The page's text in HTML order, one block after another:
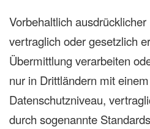
Vorbehaltlich
vertraglich oder gesetzlich
Übermittlung verarbeiten
nur in Drittländern mit
Datenschutzniveau,
durch sogenannte